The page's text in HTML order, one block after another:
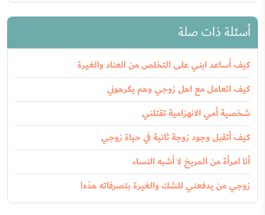
أسئلة ذات صلة
كيف أساعد ابني على التخلص من العناد والغيرة
كيف اتعامل مع اهل زوجي وهم يكرهوني
شخصية أمي الانهزامية تقتلني
كيف أتقبل وجود زوجة ثانية في حياة زوجي
أنا امرأة من المريخ لا أشبه النساء
زوجي من يدفعني للشك والغيرة بتصرفاته هذه!